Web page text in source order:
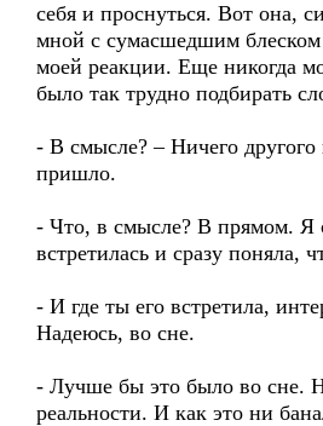
себя и проснуться. Вот она,
мной с сумасшедшим блеском
моей реакции. Еще никогда
было так трудно подбирать
- В смысле? – Ничего другого
пришло.
- Что, в смысле? В прямом. Я
встретилась и сразу поняла,
- И где ты его встретила,
Надеюсь, во сне.
- Лучше бы это было во сне.
реальности. И как это ни